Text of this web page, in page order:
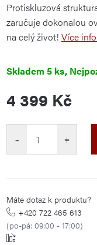
Protiskluzová
zaručuje dokonalou
na celý život! Více
Skladem 5 ks
4 399 Kč
Měrná
cena:
+
−
Máte dotaz k produktu?
+420 722 465 613
(po-pá: 09:00 - 17:00)